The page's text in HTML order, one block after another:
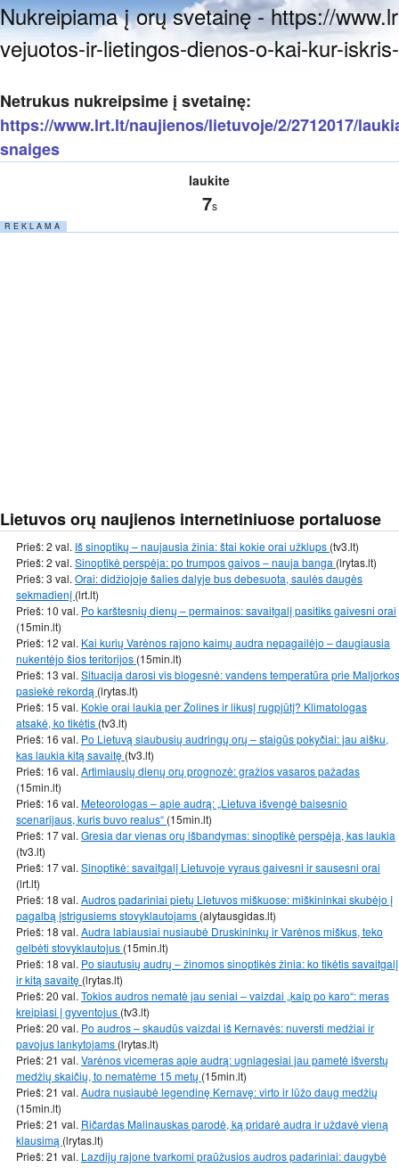
Nukreipiama į orų svetainę - https://
vejuotos-ir-lietingos-dienos-o-kai-kur-
Netrukus nukreipsime į svetainę:
https://www.lrt.lt/naujienos/lietuvoje/2/2712017/
snaiges
laukite
7s
R E K L A M A
Lietuvos orų naujienos internetiniuose portaluose
Prieš: 2 val. Iš sinoptikų – naujausia žinia: štai kokie orai užklups (tv3.lt)
Prieš: 2 val. Sinoptikė perspėja: po trumpos gaivos – nauja banga (lrytas.lt)
Prieš: 3 val. Orai: didžiojoje šalies dalyje bus debesuota, saulės daugės
sekmadienį (lrt.lt)
Prieš: 10 val. Po karštesnių dienų – permainos: savaitgalį pasitiks gaivesni orai
(15min.lt)
Prieš: 12 val. Kai kurių Varėnos rajono kaimų audra nepagailėjo – daugiausia
nukentėjo šios teritorijos (15min.lt)
Prieš: 13 val. Situacija darosi vis blogesnė: vandens temperatūra prie Maljorkos
pasiekė rekordą (lrytas.lt)
Prieš: 15 val. Kokie orai laukia per Žolines ir likusį rugpjūtį? Klimatologas
atsakė, ko tikėtis (tv3.lt)
Prieš: 16 val. Po Lietuvą siaubusių audringų orų – staigūs pokyčiai: jau aišku,
kas laukia kitą savaitę (tv3.lt)
Prieš: 16 val. Artimiausių dienų orų prognozė: gražios vasaros pažadas
(15min.lt)
Prieš: 16 val. Meteorologas – apie audrą: „Lietuva išvengė baisesnio
scenarijaus, kuris buvo realus“ (15min.lt)
Prieš: 17 val. Gresia dar vienas orų išbandymas: sinoptikė perspėja, kas laukia
(tv3.lt)
Prieš: 17 val. Sinoptikė: savaitgalį Lietuvoje vyraus gaivesni ir sausesni orai
(lrt.lt)
Prieš: 18 val. Audros padariniai pietų Lietuvos miškuose: miškininkai skubėjo į
pagalbą įstrigusiems stovyklautojams (alytausgidas.lt)
Prieš: 18 val. Audra labiausiai nusiaubė Druskininkų ir Varėnos miškus, teko
gelbėti stovyklautojus (15min.lt)
Prieš: 18 val. Po siautusių audrų – žinomos sinoptikės žinia: ko tikėtis savaitgalį
ir kitą savaitę (lrytas.lt)
Prieš: 20 val. Tokios audros nematė jau seniai – vaizdai „kaip po karo“: meras
kreipiasi į gyventojus (tv3.lt)
Prieš: 20 val. Po audros – skaudūs vaizdai iš Kernavės: nuversti medžiai ir
pavojus lankytojams (lrytas.lt)
Prieš: 21 val. Varėnos vicemeras apie audrą: ugniagesiai jau pametė išverstų
medžių skaičių, to nematėme 15 metų (15min.lt)
Prieš: 21 val. Audra nusiaubė legendinę Kernavę: virto ir lūžo daug medžių
(15min.lt)
Prieš: 21 val. Ričardas Malinauskas parodė, ką pridarė audra ir uždavė vieną
klausimą (lrytas.lt)
Prieš: 21 val. Lazdijų rajone tvarkomi praūžusios audros padariniai: daugybė